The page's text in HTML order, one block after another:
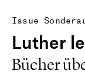
Issue
Luther
Bücher